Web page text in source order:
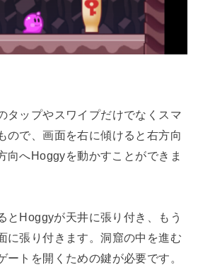
タップやスワイプだけでなくスマ
ので、画面を右に傾けると右方向
向へHoggyを動かすことができま
とHoggyが天井に張り付き、もう
に張り付きます。洞窟の中を進む
ートを開くための鍵が必要です。